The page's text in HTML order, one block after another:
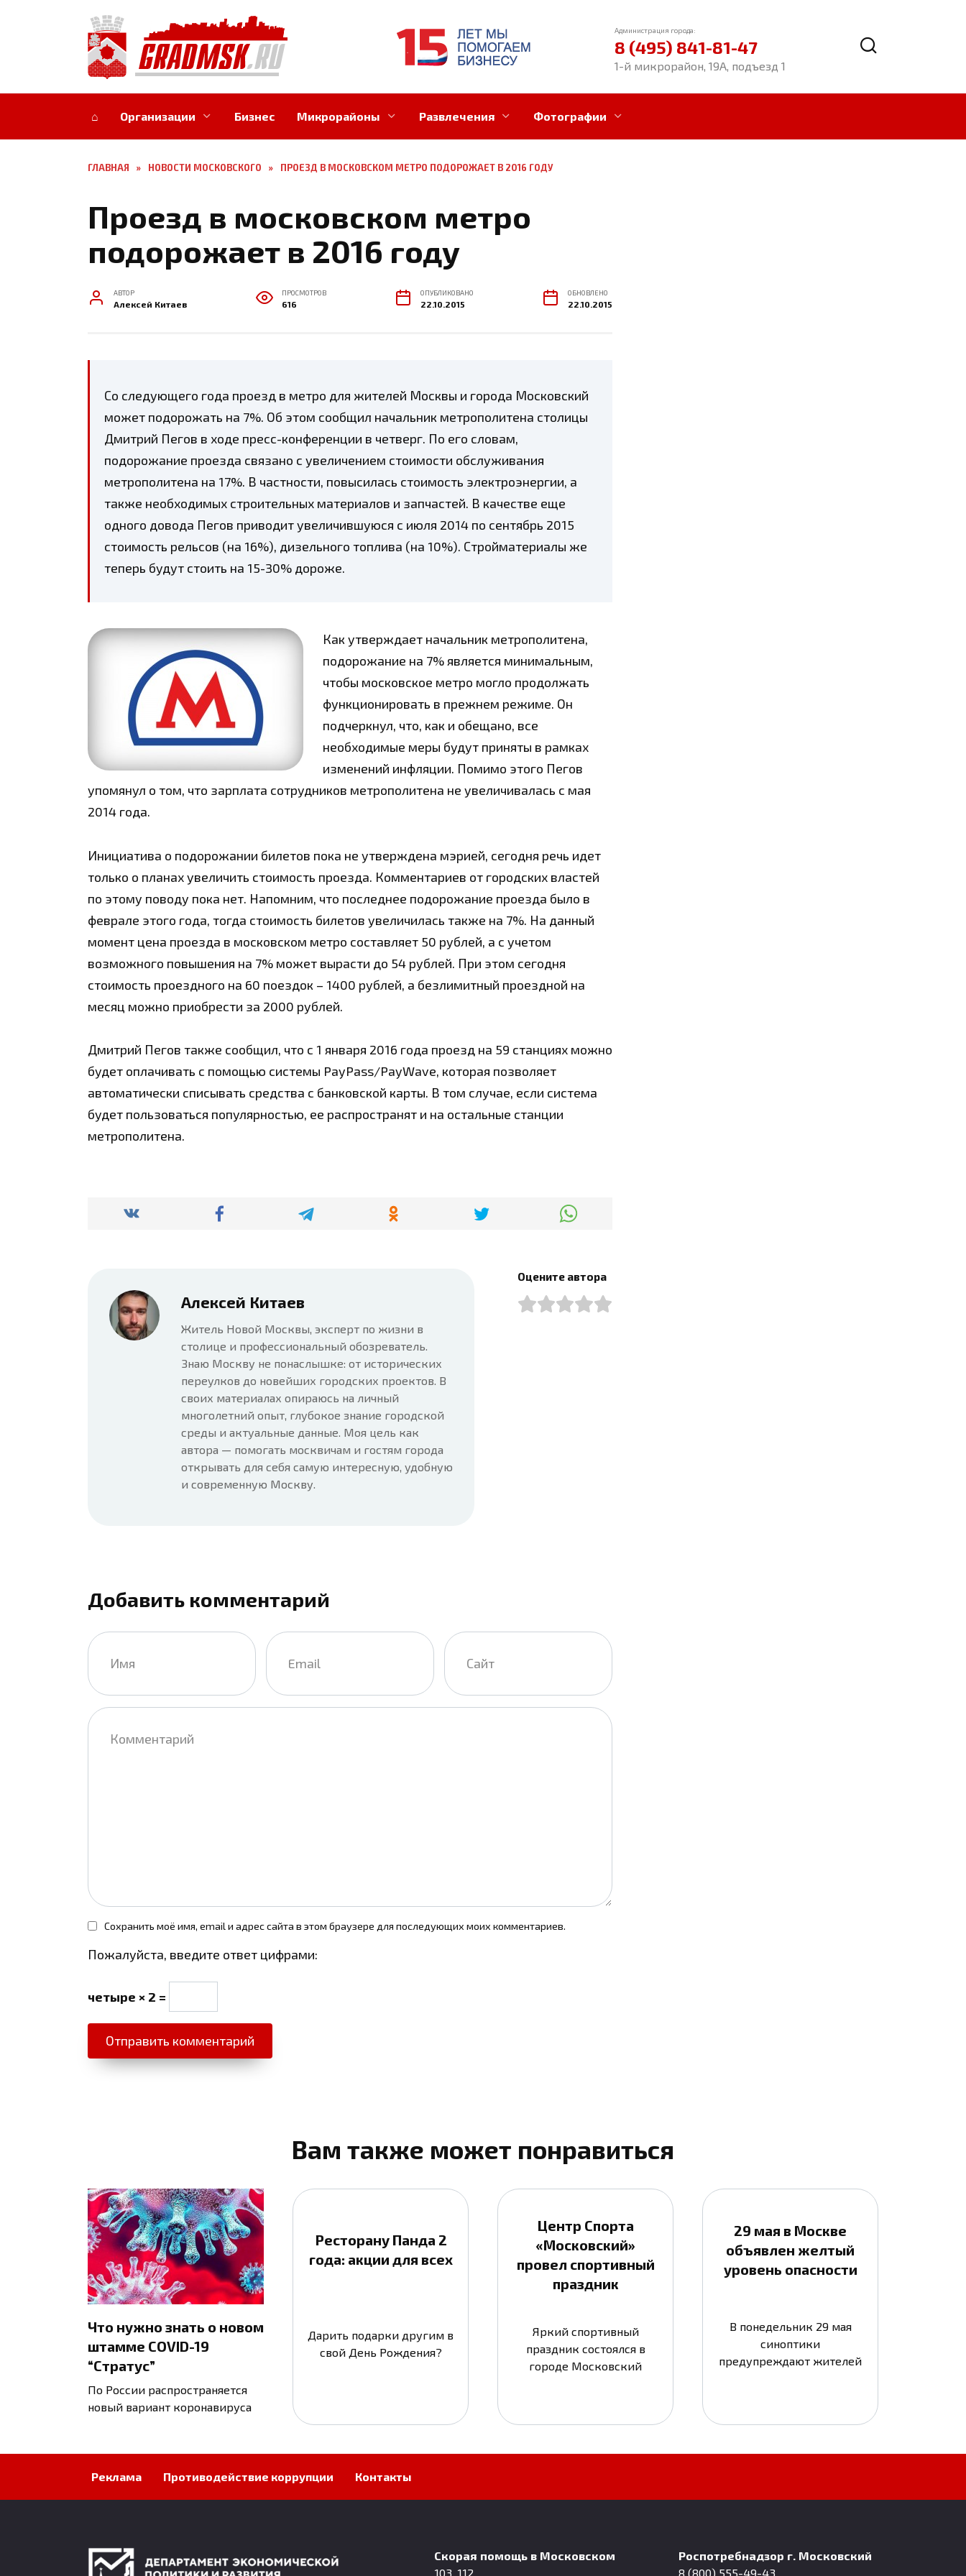
Администрация города:
8 (495) 841-81-47
1-й микрорайон, 19А, подъезд 1
⌂ Организации Бизнес Микрорайоны Развлечения Фотографии
ГЛАВНАЯ » НОВОСТИ МОСКОВСКОГО » ПРОЕЗД В МОСКОВСКОМ МЕТРО ПОДОРОЖАЕТ В 2016 ГОДУ
Проезд в московском метро
подорожает в 2016 году
АВТОР
Алексей Китаев
ПРОСМОТРОВ
616
ОПУБЛИКОВАНО
22.10.2015
ОБНОВЛЕНО
22.10.2015
Со следующего года проезд в метро для жителей Москвы и города Московский
может подорожать на 7%. Об этом сообщил начальник метрополитена столицы
Дмитрий Пегов в ходе пресс-конференции в четверг. По его словам,
подорожание проезда связано с увеличением стоимости обслуживания
метрополитена на 17%. В частности, повысилась стоимость электроэнергии, а
также необходимых строительных материалов и запчастей. В качестве еще
одного довода Пегов приводит увеличившуюся с июля 2014 по сентябрь 2015
стоимость рельсов (на 16%), дизельного топлива (на 10%). Стройматериалы же
теперь будут стоить на 15-30% дороже.
Как утверждает начальник метрополитена,
подорожание на 7% является минимальным,
чтобы московское метро могло продолжать
функционировать в прежнем режиме. Он
подчеркнул, что, как и обещано, все
необходимые меры будут приняты в рамках
изменений инфляции. Помимо этого Пегов
упомянул о том, что зарплата сотрудников метрополитена не увеличивалась с мая
2014 года.
Инициатива о подорожании билетов пока не утверждена мэрией, сегодня речь идет
только о планах увеличить стоимость проезда. Комментариев от городских властей
по этому поводу пока нет. Напомним, что последнее подорожание проезда было в
феврале этого года, тогда стоимость билетов увеличилась также на 7%. На данный
момент цена проезда в московском метро составляет 50 рублей, а с учетом
возможного повышения на 7% может вырасти до 54 рублей. При этом сегодня
стоимость проездного на 60 поездок – 1400 рублей, а безлимитный проездной на
месяц можно приобрести за 2000 рублей.
Дмитрий Пегов также сообщил, что с 1 января 2016 года проезд на 59 станциях можно
будет оплачивать с помощью системы PayPass/PayWave, которая позволяет
автоматически списывать средства с банковской карты. В том случае, если система
будет пользоваться популярностью, ее распространят и на остальные станции
метрополитена.
Алексей Китаев
Житель Новой Москвы, эксперт по жизни в
столице и профессиональный обозреватель.
Знаю Москву не понаслышке: от исторических
переулков до новейших городских проектов. В
своих материалах опираюсь на личный
многолетний опыт, глубокое знание городской
среды и актуальные данные. Моя цель как
автора — помогать москвичам и гостям города
открывать для себя самую интересную, удобную
и современную Москву.
Оцените автора
Добавить комментарий
Имя
Email
Сайт
Комментарий
Сохранить моё имя, email и адрес сайта в этом браузере для последующих моих комментариев.
Пожалуйста, введите ответ цифрами:
четыре × 2 =
Вам также может понравиться
Что нужно знать о новом
штамме COVID-19
“Стратус”
По России распространяется
новый вариант коронавируса
Ресторану Панда 2
года: акции для всех
Дарить подарки другим в
свой День Рождения?
Центр Спорта
«Московский»
провел спортивный
праздник
Яркий спортивный
праздник состоялся в
городе Московский
29 мая в Москве
объявлен желтый
уровень опасности
В понедельник 29 мая
синоптики
предупреждают жителей
Реклама Противодействие коррупции Контакты
Скорая помощь в Московском
103, 112
Роспотребнадзор г. Московский
8 (800) 555-49-43